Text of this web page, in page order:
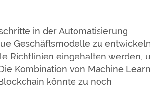
in der Automatisierung
Geschäftsmodelle zu
Richtlinien eingehalten werden,
Kombination von Machine
könnte zu noch